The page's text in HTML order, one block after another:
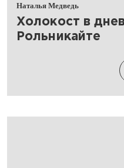
Наталья Медведь
​Холокост в
Рольникайте